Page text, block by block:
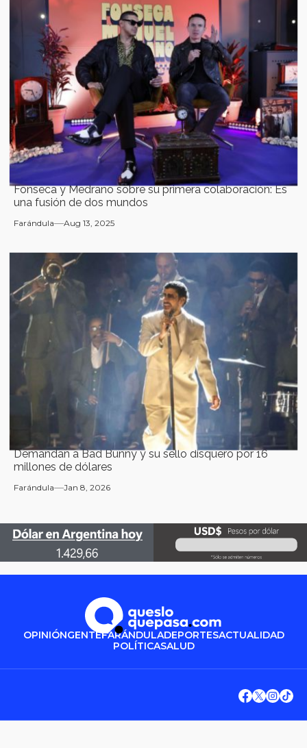
Fonseca y Medrano sobre su primera colaboración: Es
una fusión de dos mundos
Farándula Aug 13, 2025
Demandan a Bad Bunny y su sello disquero por 16
millones de dólares
Farándula Jan 8, 2026
OPINIÓNGENTEFARÁNDULADEPORTESACTUALIDAD
POLÍTICASALUD